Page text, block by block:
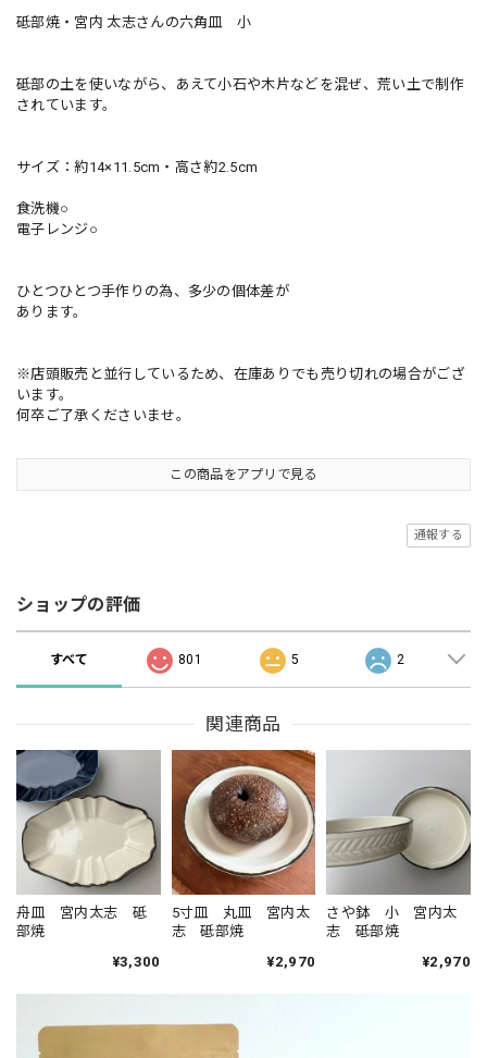
砥部焼・宮内 太志さんの六角皿 小
砥部の土を使いながら、あえて小石や木片などを混ぜ、荒い土で制作
されています。
サイズ：約14×11.5cm・高さ約2.5cm
食洗機○
電子レンジ○
ひとつひとつ手作りの為、多少の個体差が
あります。
※店頭販売と並行しているため、在庫ありでも売り切れの場合がござ
います。
何卒ご了承くださいませ。
この商品をアプリで見る
通報する
ショップの評価
すべて 801 5 2
関連商品
舟皿 宮内太志 砥
部焼
¥3,300
5寸皿 丸皿 宮内太
志 砥部焼
¥2,970
さや鉢 小 宮内太
志 砥部焼
¥2,970